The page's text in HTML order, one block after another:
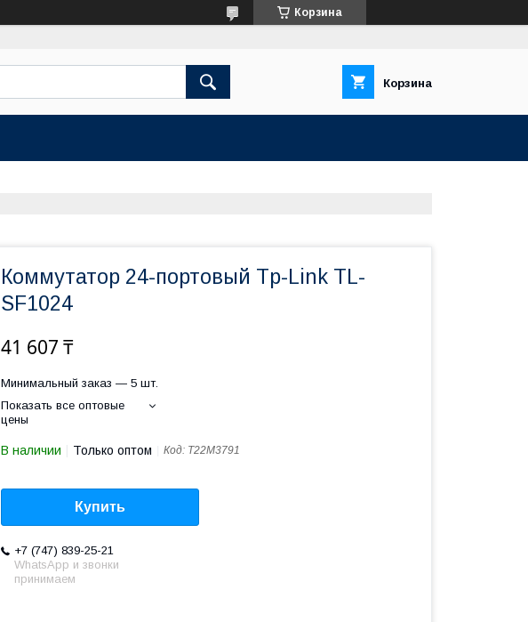
Корзина
Корзина
Коммутатор 24-портовый Tp-Link TL-
SF1024
41 607 ₸
Минимальный заказ — 5 шт.
Показать все оптовые
цены
В наличии Только оптом Код: T22M3791
Купить
+7 (747) 839-25-21
WhatsApp и звонки
принимаем